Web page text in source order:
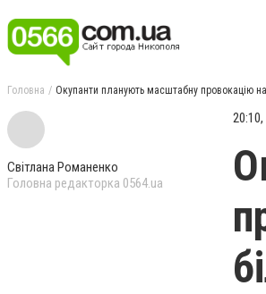
Головна Окупанти планують масштабну провокацію
Світлана Романенко
Головна редакторка 0564.ua